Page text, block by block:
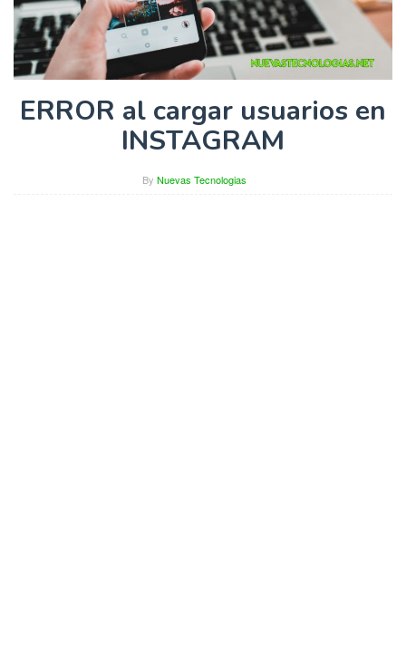
ERROR al cargar usuarios en
INSTAGRAM
By Nuevas Tecnologias